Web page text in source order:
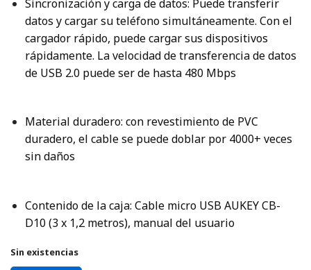
Sincronización y carga de datos: Puede transferir
datos y cargar su teléfono simultáneamente. Con el
cargador rápido, puede cargar sus dispositivos
rápidamente. La velocidad de transferencia de datos
de USB 2.0 puede ser de hasta 480 Mbps
Material duradero: con revestimiento de PVC
duradero, el cable se puede doblar por 4000+ veces
sin daños
Contenido de la caja: Cable micro USB AUKEY CB-
D10 (3 x 1,2 metros), manual del usuario
Sin existencias